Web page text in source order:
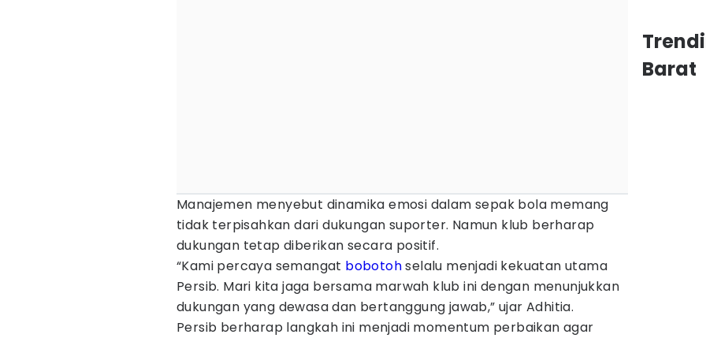
Manajemen menyebut dinamika emosi dalam sepak bola memang
tidak terpisahkan dari dukungan suporter. Namun klub berharap
dukungan tetap diberikan secara positif.
“Kami percaya semangat bobotohselalu menjadi kekuatan utama
Persib. Mari kita jaga bersama marwah klub ini dengan menunjukkan
dukungan yang dewasa dan bertanggung jawab,” ujar Adhitia.
Persib berharap langkah ini menjadi momentum perbaikan agar
Barat